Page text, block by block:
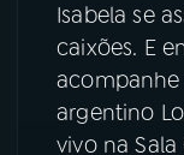
TikTok
Isabela se
caixões. E
argentino
vivo na Sala